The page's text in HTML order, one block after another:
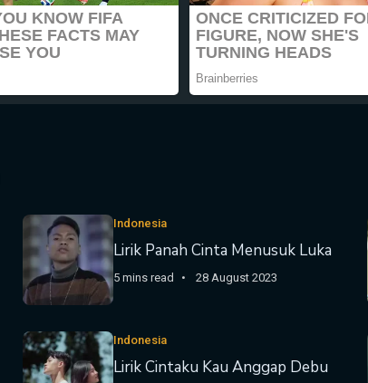
Indonesia
Lirik Panah Cinta Menusuk Luka
5 mins read 28 August 2023
Indonesia
Lirik Cintaku Kau Anggap Debu